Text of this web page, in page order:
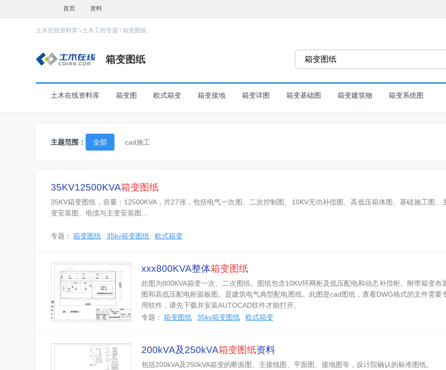
首页 资料
土木在线资料库 \ 土木工程专题 \ 箱变图纸
箱变图纸
土木在线资料库 箱变图 欧式箱变 箱变接地 箱变详图 箱变基础图 箱变建筑物 箱变系统图
主题范围： 全部 cad施工
35KV12500KVA箱变图纸
35KV箱变图纸，容量：12500KVA，共27张，包括电气一次图、二次控制图、10KV无功补偿图、高低压箱体图、基础施工图、
变安装图、电缆与主变安装图...
专题： 箱变图纸 35kv箱变图纸 欧式箱变
xxx800KVA整体箱变图纸
此图为800KVA箱变一次、二次图纸。图纸包含10KV环网柜及低压配电和动态补偿柜。附带箱变布
图和高低压配电柜面板图。是建筑电气典型配电图纸。此图是cad图纸，查看DWG格式的文件需要
用软件，请先下载并安装AUTOCAD软件才能打开。
专题： 箱变图纸 35kv箱变图纸 欧式箱变
200kVA及250kVA箱变图纸资料
包括200kVA及250kVA箱变的断面图、主接线图、平面图、接地图等，设计院确认的标准图纸。